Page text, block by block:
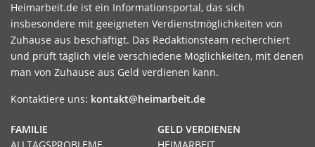
Heimarbeit.de ist ein Informationsportal, das sich
insbesondere mit geeigneten Verdienstmöglichkeiten von
Zuhause aus beschäftigt. Das Redaktionsteam recherchiert
und prüft täglich viele verschiedene Möglichkeiten, mit denen
man von Zuhause aus Geld verdienen kann.
Kontaktiere uns: kontakt@heimarbeit.de
GELD VERDIENEN
FAMILIE